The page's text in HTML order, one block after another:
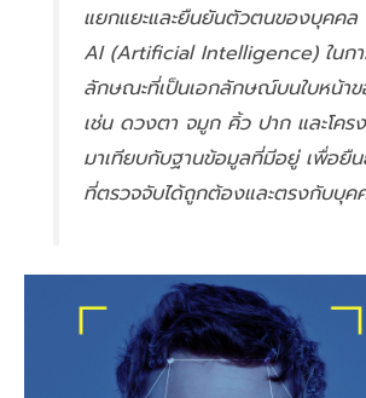
แยกแยะและยืนยันตัวตนของบุคคล
AI (Artificial Intelligence) ในกา
ลักษณะที่เป็นเอกลักษณ์บนใบหน้า
เช่น ดวงตา จมูก คิ้ว ปาก และโคร
มาเทียบกับฐานข้อมูลที่มีอยู่ เพื่อยืน
ที่ตรวจจับได้ถูกต้องและตรงกับบุ